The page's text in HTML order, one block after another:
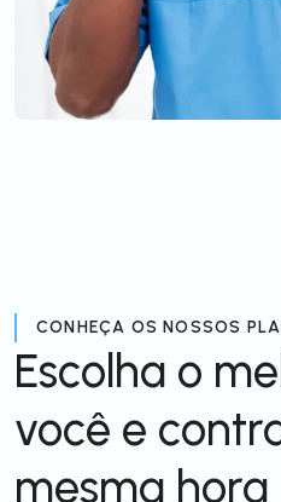
CONHEÇA OS NOSSOS
Escolha o
você e
mesma hora